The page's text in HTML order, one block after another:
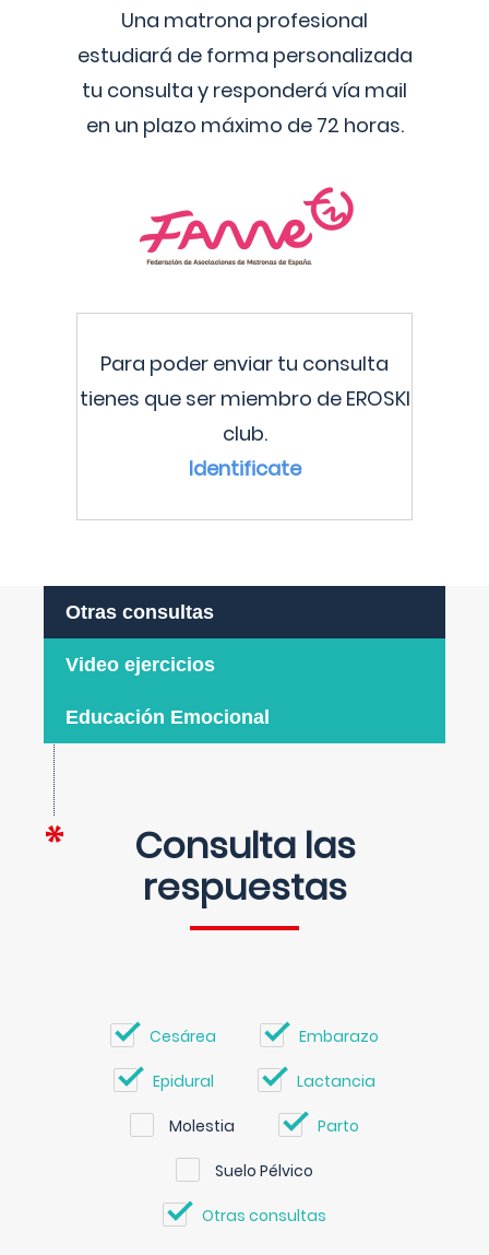
Una matrona profesional
estudiará de forma personalizada
tu consulta y responderá vía mail
en un plazo máximo de 72 horas.
Para poder enviar tu consulta
tienes que ser miembro de EROSKI
club.
Identificate
Otras consultas
Video ejercicios
Educación Emocional
Consulta las
respuestas
Cesárea Embarazo
Epidural Lactancia
Molestia Parto
Suelo Pélvico
Otras consultas